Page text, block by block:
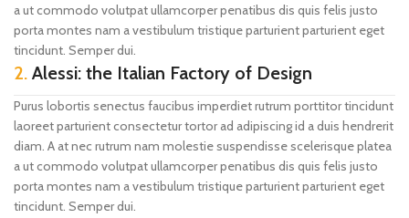
a ut commodo volutpat ullamcorper penatibus dis quis felis justo
porta montes nam a vestibulum tristique parturient parturient eget
tincidunt. Semper dui.
2. Alessi: the Italian Factory of Design
Purus lobortis senectus faucibus imperdiet rutrum porttitor tincidunt
laoreet parturient consectetur tortor ad adipiscing id a duis hendrerit
diam. A at nec rutrum nam molestie suspendisse scelerisque platea
a ut commodo volutpat ullamcorper penatibus dis quis felis justo
porta montes nam a vestibulum tristique parturient parturient eget
tincidunt. Semper dui.